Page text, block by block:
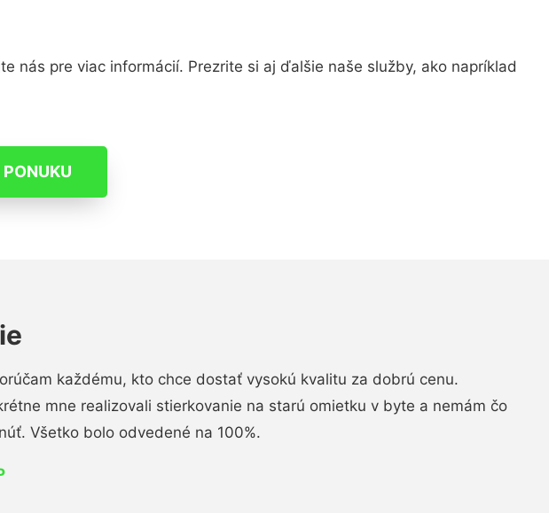
nás pre viac informácií. Prezrite si aj ďalšie naše služby, ako napríklad
každému, kto chce dostať vysokú kvalitu za dobrú cenu.
mne realizovali stierkovanie na starú omietku v byte a nemám čo
Všetko bolo odvedené na 100%.